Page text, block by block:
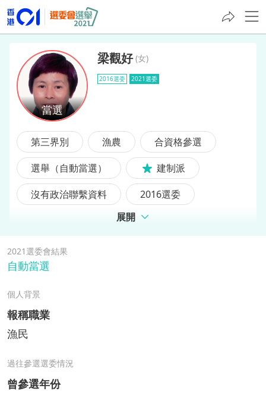
梁觀好
梁觀好 (女)
2016選委 2021選委
第三界別 漁農
合資格參選
選舉（自動當選）
建制派
沒有政治聯繫資料
2016選委
展開
2021選委會結果
自動當選
個人背景
報稱職業
漁民
過往參選選委情況
曾參選年份